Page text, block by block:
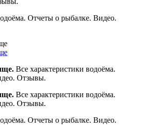
Отчеты о рыбалке. Видео.
Все характеристики водоёма.
Отзывы.
Все характеристики водоёма.
Отзывы.
Отчеты о рыбалке. Видео.